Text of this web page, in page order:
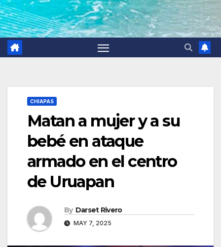
CHIAPAS
Matan a mujer y a su
bebé en ataque
armado en el centro
de Uruapan
By Darset Rivero
MAY 7, 2025